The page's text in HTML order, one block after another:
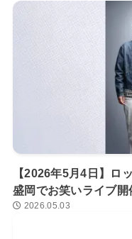
【2026年5月4日】ロ
盛岡でお笑いライブ開
2026.05.03